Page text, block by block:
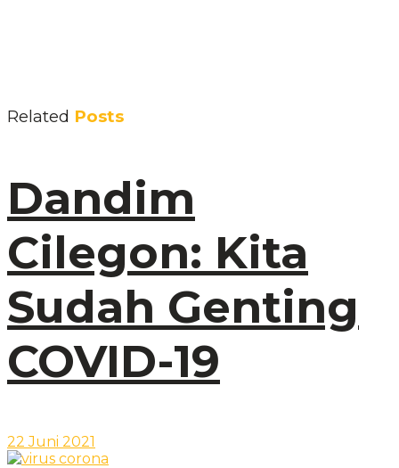
Related Posts
Dandim
Cilegon: Kita
Sudah Genting
COVID-19
22 Juni 2021